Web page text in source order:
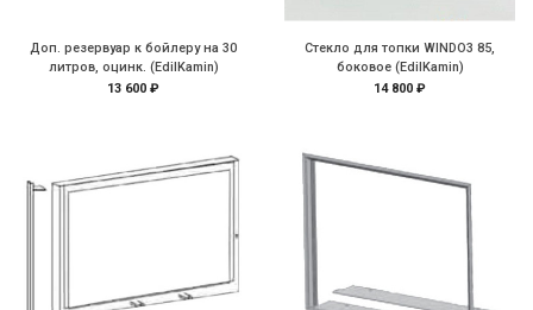
Доп. резервуар к бойлеру на 30
литров, оцинк. (EdilKamin)
13 600 ₽
Стекло для топки WINDO3 85,
боковое (EdilKamin)
14 800 ₽